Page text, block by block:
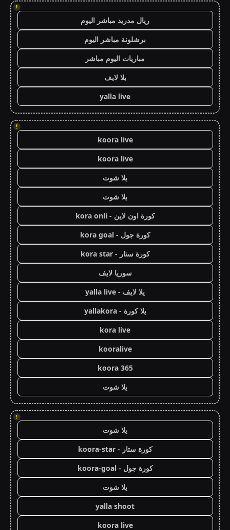
!
ريال مدريد مباشر اليوم
برشلونة مباشر اليوم
مباريات اليوم مباشر
يلا لايف
yalla live
!
koora live
koora live
يلا شوت
يلا شوت
كورة اون لاين - kora onli
كورة جول - kora goal
كورة ستار - kora star
سوريا لايف
يلا لايف - yalla live
يلا كورة - yallakora
kora live
kooralive
koora 365
يلا شوت
!
يلا شوت
كورة ستار - koora-star
كورة جول - koora-goal
يلا شوت
yalla shoot
koora live